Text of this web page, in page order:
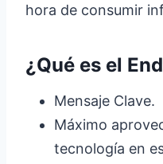
hora de consumir
¿Qué es el
Mensaje Clave.
Máximo
tecnología en